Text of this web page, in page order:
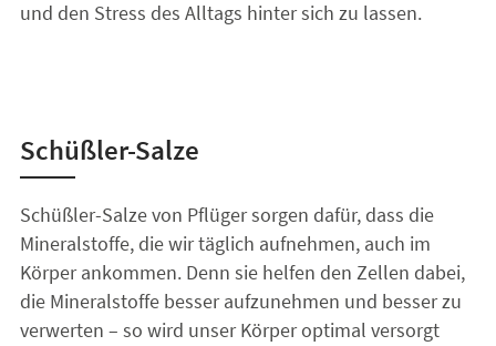
und den Stress des Alltags hinter sich zu lassen.
Schüßler-Salze
Schüßler-Salze von Pflüger sorgen dafür, dass die
Mineralstoffe, die wir täglich aufnehmen, auch im
Körper ankommen. Denn sie helfen den Zellen dabei,
die Mineralstoffe besser aufzunehmen und besser zu
verwerten – so wird unser Körper optimal versorgt